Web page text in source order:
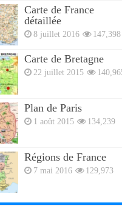
Carte de France
détaillée
8 juillet 2016 147,398
Carte de Bretagne
22 juillet 2015
Plan de Paris
1 août 2015 134,239
Régions de France
7 mai 2016 129,973